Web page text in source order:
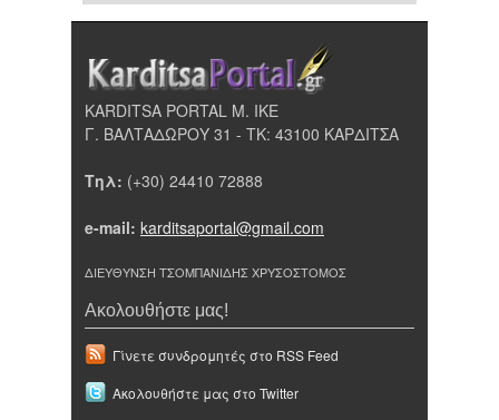
KARDITSA PORTAL Μ. ΙΚΕ
Γ. ΒΑΛΤΑΔΩΡΟΥ 31 - ΤΚ: 43100 ΚΑΡΔΙΤΣΑ
Τηλ: (+30) 24410 72888
e-mail: karditsaportal@gmail.com
ΔΙΕΥΘΥΝΣΗ ΤΣΟΜΠΑΝΙΔΗΣ ΧΡΥΣΟΣΤΟΜΟΣ
Ακολουθήστε μας!
Γίνετε συνδρομητές στο RSS Feed
Ακολουθήστε μας στο Twitter